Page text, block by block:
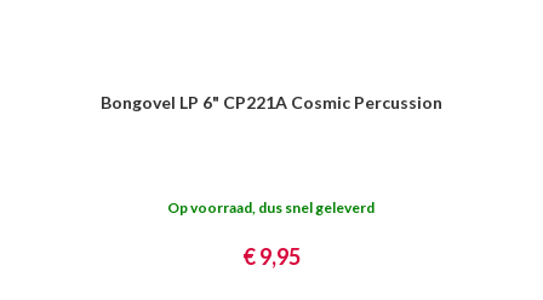
Bongovel LP 6" CP221A Cosmic Percussion
Op voorraad, dus snel geleverd
€ 9,95